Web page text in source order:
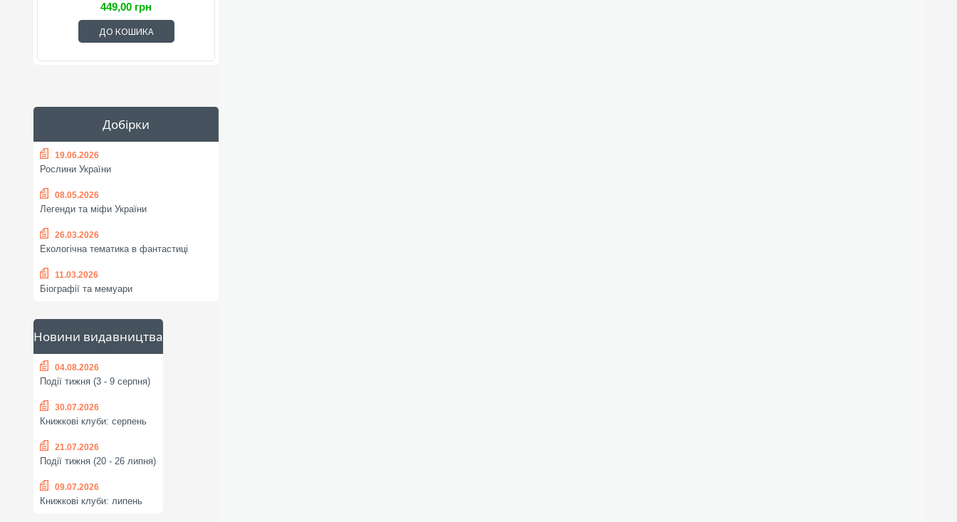
449,00 грн
ДО КОШИКА
Добірки
19.06.2026
Рослини України
08.05.2026
Легенди та міфи України
26.03.2026
Екологічна тематика в фантастиці
11.03.2026
Біографії та мемуари
Новини видавництва
04.08.2026
Події тижня (3 - 9 серпня)
30.07.2026
Книжкові клуби: серпень
21.07.2026
Події тижня (20 - 26 липня)
09.07.2026
Книжкові клуби: липень